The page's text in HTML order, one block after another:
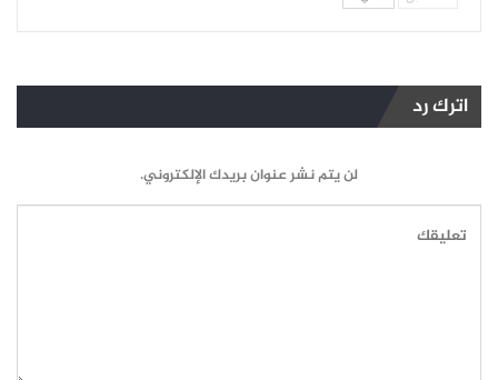
اترك رد
لن يتم نشر عنوان بريدك الإلكتروني.